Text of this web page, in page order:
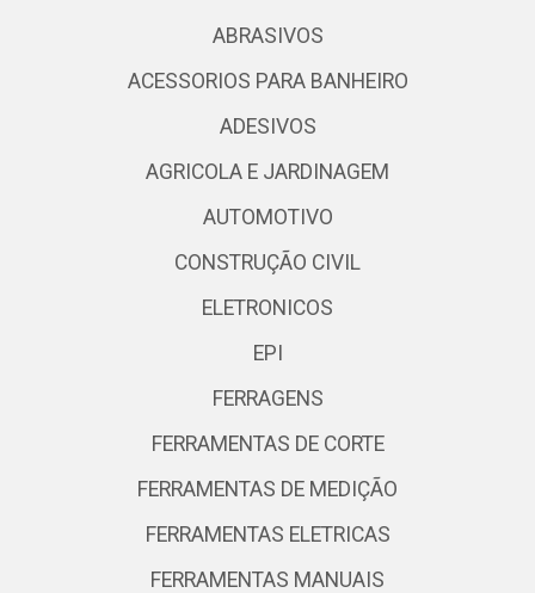
ABRASIVOS
ACESSORIOS PARA BANHEIRO
ADESIVOS
AGRICOLA E JARDINAGEM
AUTOMOTIVO
CONSTRUÇÃO CIVIL
ELETRONICOS
EPI
FERRAGENS
FERRAMENTAS DE CORTE
FERRAMENTAS DE MEDIÇÃO
FERRAMENTAS ELETRICAS
FERRAMENTAS MANUAIS